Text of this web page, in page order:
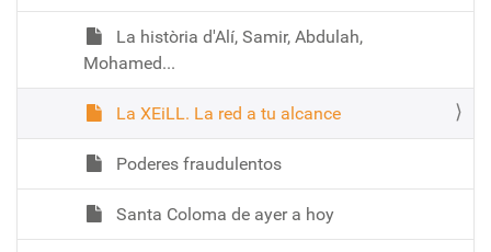
La història d'Alí, Samir, Abdulah,
Mohamed...
La XEiLL. La red a tu alcance
Poderes fraudulentos
Santa Coloma de ayer a hoy